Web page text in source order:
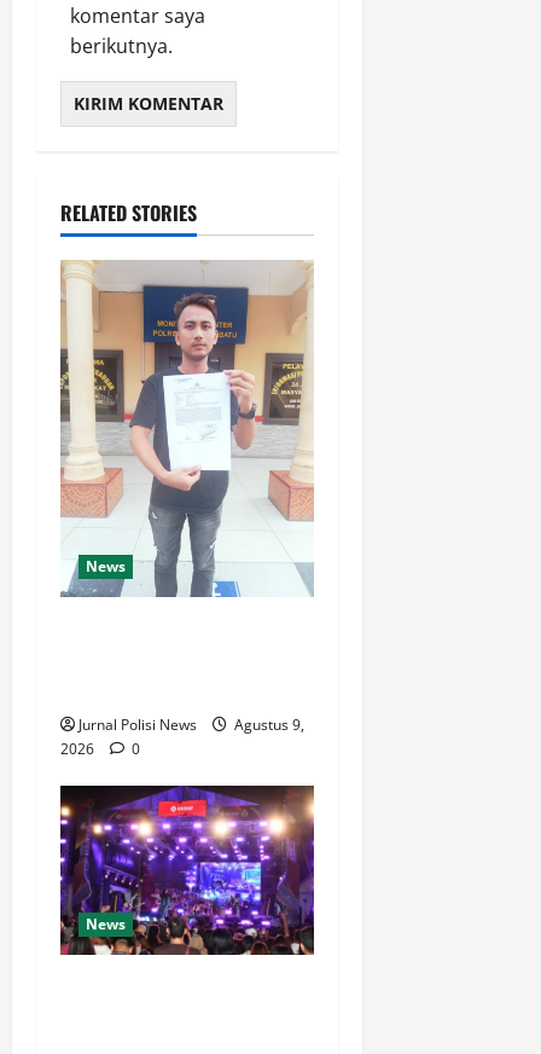
komentar saya
berikutnya.
RELATED STORIES
News
Jurnal Polisi News
Agustus 9,
2026
0
News